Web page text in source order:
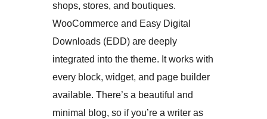
shops, stores, and boutiques.
WooCommerce and Easy Digital
Downloads (EDD) are deeply
integrated into the theme. It works with
every block, widget, and page builder
available. There’s a beautiful and
minimal blog, so if you’re a writer as